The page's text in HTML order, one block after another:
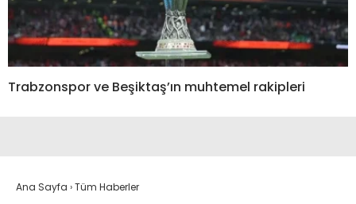
Trabzonspor ve Beşiktaş’ın muhtemel rakipleri
Ana Sayfa ›Tüm Haberler